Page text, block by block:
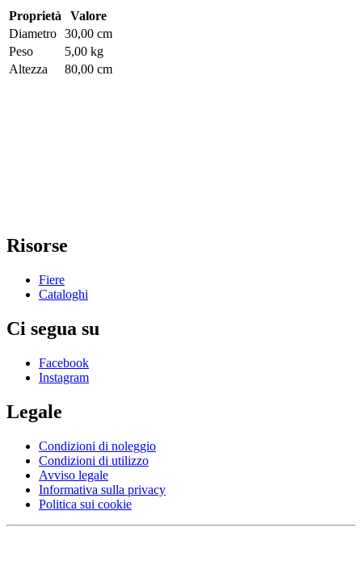
Proprietà
Valore
Diametro 30,00 cm
Peso
5,00 kg
Altezza
80,00 cm
Risorse
Fiere
Cataloghi
Ci segua su
Facebook
Instagram
Legale
Condizioni di noleggio
Condizioni di utilizzo
Avviso legale
Informativa sulla privacy
Politica sui cookie